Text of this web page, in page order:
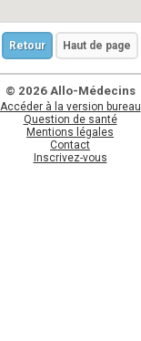
Retour Haut de page
© 2026 Allo-Médecins
Accéder à la version bureau
Question de santé
Mentions légales
Contact
Inscrivez-vous